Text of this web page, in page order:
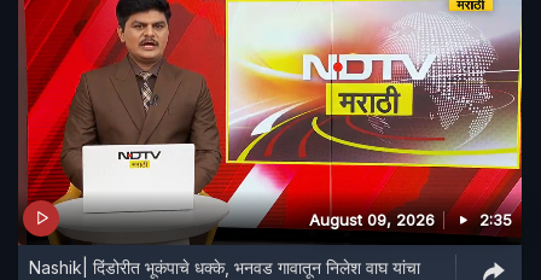
August 09, 2026 2:35
Nashik| दिंडोरीत भूकंपाचे धक्के, भनवड गावातून निलेश वाघ यांचा